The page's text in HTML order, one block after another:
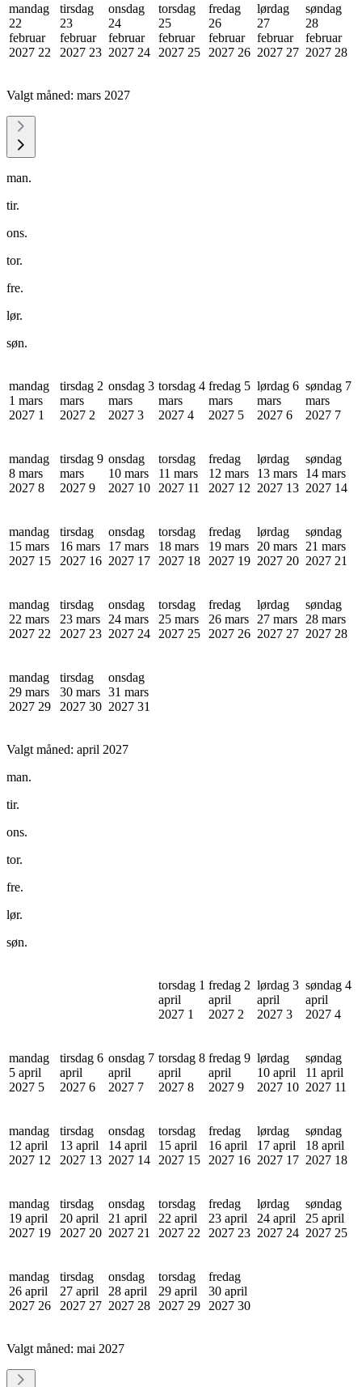
mandag
22
februar
2027 22
tirsdag
23
februar
2027 23
onsdag
24
februar
2027 24
torsdag
25
februar
2027 25
fredag
26
februar
2027 26
lørdag
27
februar
2027 27
søndag
28
februar
2027 28
Valgt måned: mars 2027
man.
tir.
ons.
tor.
fre.
lør.
søn.
mandag
1 mars
2027 1
tirsdag 2
mars
2027 2
onsdag 3
mars
2027 3
torsdag 4
mars
2027 4
fredag 5
mars
2027 5
lørdag 6
mars
2027 6
søndag 7
mars
2027 7
mandag
8 mars
2027 8
tirsdag 9
mars
2027 9
onsdag
10 mars
2027 10
torsdag
11 mars
2027 11
fredag
12 mars
2027 12
lørdag
13 mars
2027 13
søndag
14 mars
2027 14
mandag
15 mars
2027 15
tirsdag
16 mars
2027 16
onsdag
17 mars
2027 17
torsdag
18 mars
2027 18
fredag
19 mars
2027 19
lørdag
20 mars
2027 20
søndag
21 mars
2027 21
mandag
22 mars
2027 22
tirsdag
23 mars
2027 23
onsdag
24 mars
2027 24
torsdag
25 mars
2027 25
fredag
26 mars
2027 26
lørdag
27 mars
2027 27
søndag
28 mars
2027 28
mandag
29 mars
2027 29
tirsdag
30 mars
2027 30
onsdag
31 mars
2027 31
Valgt måned: april 2027
man.
tir.
ons.
tor.
fre.
lør.
søn.
torsdag 1
april
2027 1
fredag 2
april
2027 2
lørdag 3
april
2027 3
søndag 4
april
2027 4
mandag
5 april
2027 5
tirsdag 6
april
2027 6
onsdag 7
april
2027 7
torsdag 8
april
2027 8
fredag 9
april
2027 9
lørdag
10 april
2027 10
søndag
11 april
2027 11
mandag
12 april
2027 12
tirsdag
13 april
2027 13
onsdag
14 april
2027 14
torsdag
15 april
2027 15
fredag
16 april
2027 16
lørdag
17 april
2027 17
søndag
18 april
2027 18
mandag
19 april
2027 19
tirsdag
20 april
2027 20
onsdag
21 april
2027 21
torsdag
22 april
2027 22
fredag
23 april
2027 23
lørdag
24 april
2027 24
søndag
25 april
2027 25
mandag
26 april
2027 26
tirsdag
27 april
2027 27
onsdag
28 april
2027 28
torsdag
29 april
2027 29
fredag
30 april
2027 30
Valgt måned: mai 2027